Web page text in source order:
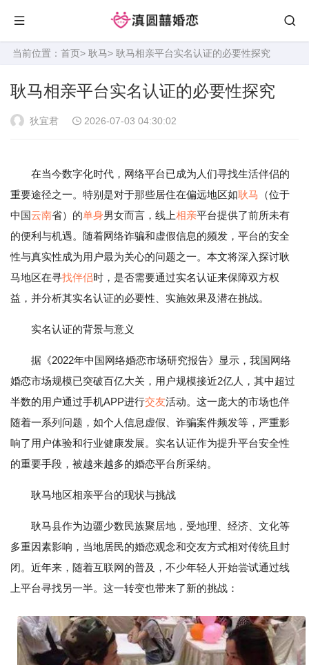
当前位置： 首页> 耿马> 耿马相亲平台实名认证的必要性探究
耿马相亲平台实名认证的必要性探究
狄宜君 2026-07-03 04:30:02
在当今数字化时代，网络平台已成为人们寻找生活伴侣的
重要途径之一。特别是对于那些居住在偏远地区如耿马
（位于
中国云南省）的单身男女而言，线上相亲平台提供了前所未有
的便利与机遇。随着网络诈骗和虚假信息的频发，平台的安全
性与真实性成为用户最为关心的问题之一。本文将深入探讨耿
马地区在寻找伴侣时，是否需要通过实名认证来保障双方权
益，并分析其实名认证的必要性、实施效果及潜在挑战。
实名认证的背景与意义
据《2022年中国网络婚恋市场研究报告》显示，我国网络
婚恋市场规模已突破百亿大关，用户规模接近2亿人，其中超过
半数的用户通过手机APP进行交友活动。这一庞大的市场也伴
随着一系列问题，如个人信息虚假、诈骗案件频发等，严重影
响了用户体验和行业健康发展。实名认证作为提升平台安全性
的重要手段，被越来越多的婚恋平台所采纳。
耿马地区相亲平台的现状与挑战
耿马县作为边疆少数民族聚居地，受地理、经济、文化等
多重因素影响，当地居民的婚恋观念和交友方式相对传统且封
闭。近年来，随着互联网的普及，不少年轻人开始尝试通过线
上平台寻找另一半。这一转变也带来了新的挑战：